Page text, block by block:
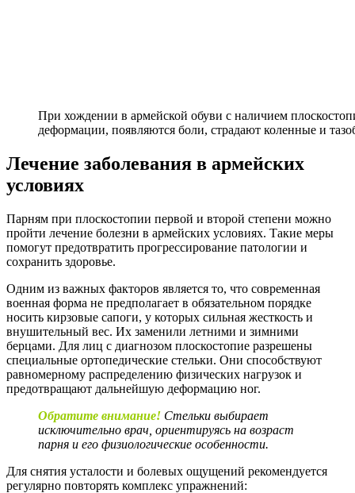
При хождении в армейской обуви с наличием
деформации, появляются боли, страдают коленные и
Лечение заболевания в армейских
условиях
Парням при плоскостопии первой и второй степени можно
пройти лечение болезни в армейских условиях. Такие меры
помогут предотвратить прогрессирование патологии и
сохранить здоровье.
Одним из важных факторов является то, что современная
военная форма не предполагает в обязательном порядке
носить кирзовые сапоги, у которых сильная жесткость и
внушительный вес. Их заменили летними и зимними
берцами. Для лиц с диагнозом плоскостопие разрешены
специальные ортопедические стельки. Они способствуют
равномерному распределению физических нагрузок и
предотвращают дальнейшую деформацию ног.
Обратите внимание! Стельки выбирает
исключительно врач, ориентируясь на возраст
парня и его физиологические особенности.
Для снятия усталости и болевых ощущений рекомендуется
регулярно повторять комплекс упражнений: